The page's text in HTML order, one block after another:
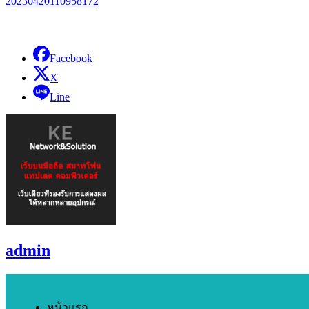
Facebook
X
Line
admin